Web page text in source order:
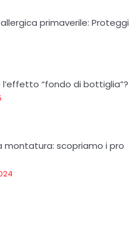
primaverile: Proteggi
“fondo di bottiglia”?
montatura: scopriamo i pro